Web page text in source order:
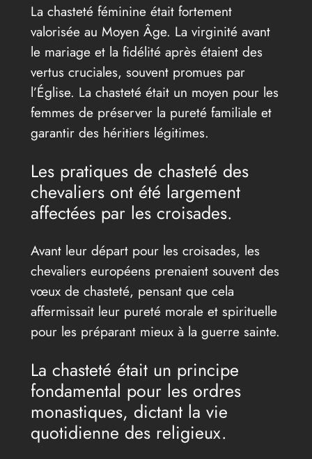
La chasteté féminine était fortement
valorisée au Moyen Âge. La virginité avant
le mariage et la fidélité après étaient des
vertus cruciales, souvent promues par
l’Église. La chasteté était un moyen pour les
femmes de préserver la pureté familiale et
garantir des héritiers légitimes.
Les pratiques de chasteté des
chevaliers ont été largement
affectées par les croisades.
Avant leur départ pour les croisades, les
chevaliers européens prenaient souvent des
vœux de chasteté, pensant que cela
affermissait leur pureté morale et spirituelle
pour les préparant mieux à la guerre sainte.
La chasteté était un principe
fondamental pour les ordres
monastiques, dictant la vie
quotidienne des religieux.